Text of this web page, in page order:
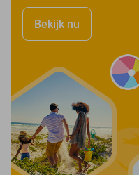
Bekijk nu